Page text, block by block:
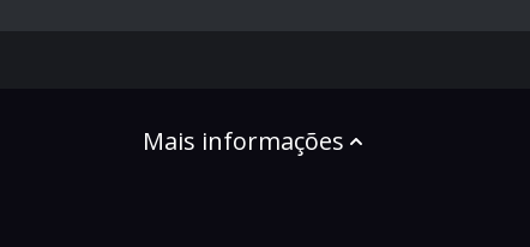
Mais informações